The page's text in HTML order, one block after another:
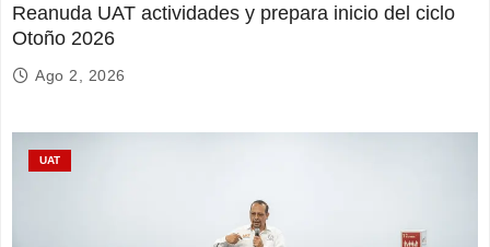
Reanuda UAT actividades y prepara inicio del ciclo
Otoño 2026
Ago 2, 2026
UAT